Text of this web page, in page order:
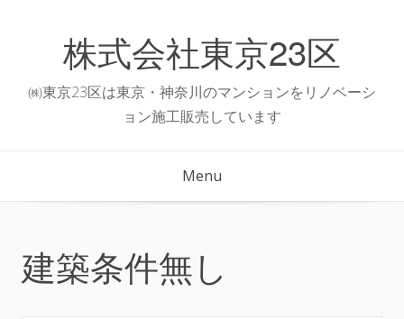
株式会社東京23区
㈱東京23区は東京・神奈川のマンションをリノベーシ
ョン施工販売しています
Menu
建築条件無し